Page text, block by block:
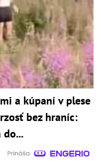
a kúpaní v plese
bez hraníc: